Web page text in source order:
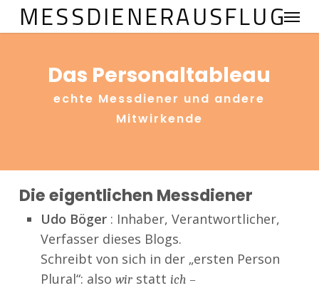
Skip
to MESSDIENERAUSFLUGMenu
Das Personaltableau
echte Messdiener und andere
Mitwirkende
Die eigentlichen Messdiener
Udo Böger : Inhaber, Verantwortlicher,
Verfasser dieses Blogs.
Schreibt von sich in der „ersten Person
Plural“: also wirstatt ich –